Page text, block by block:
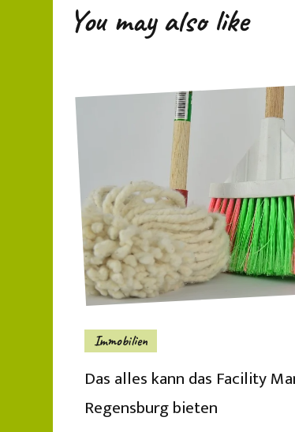
You may also like
Immobilien
Das alles kann das Facility
Regensburg bieten